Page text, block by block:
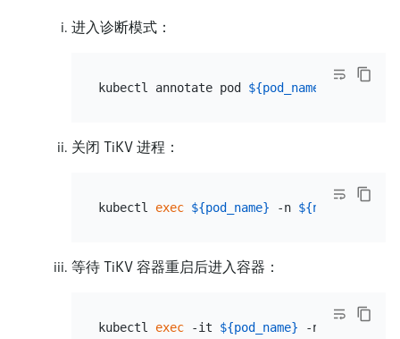
进入诊断模式：
kubectl annotate pod ${pod_name}
关闭 TiKV 进程：
kubectl exec ${pod_name} -n ${namespace}
等待 TiKV 容器重启后进入容器：
kubectl exec -it ${pod_name} -n